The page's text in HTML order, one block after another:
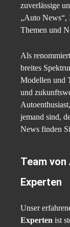
zuverlässige
„Auto News“,
Themen und
Als
breites
Modellen und
und
jemand sind,
News finden
Team
Experten
Unser
Experten ist